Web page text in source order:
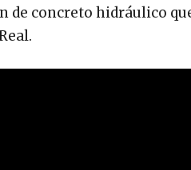
de concreto hidráulico